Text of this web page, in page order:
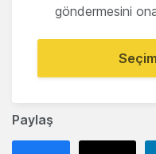
Paylaş
göndermesini